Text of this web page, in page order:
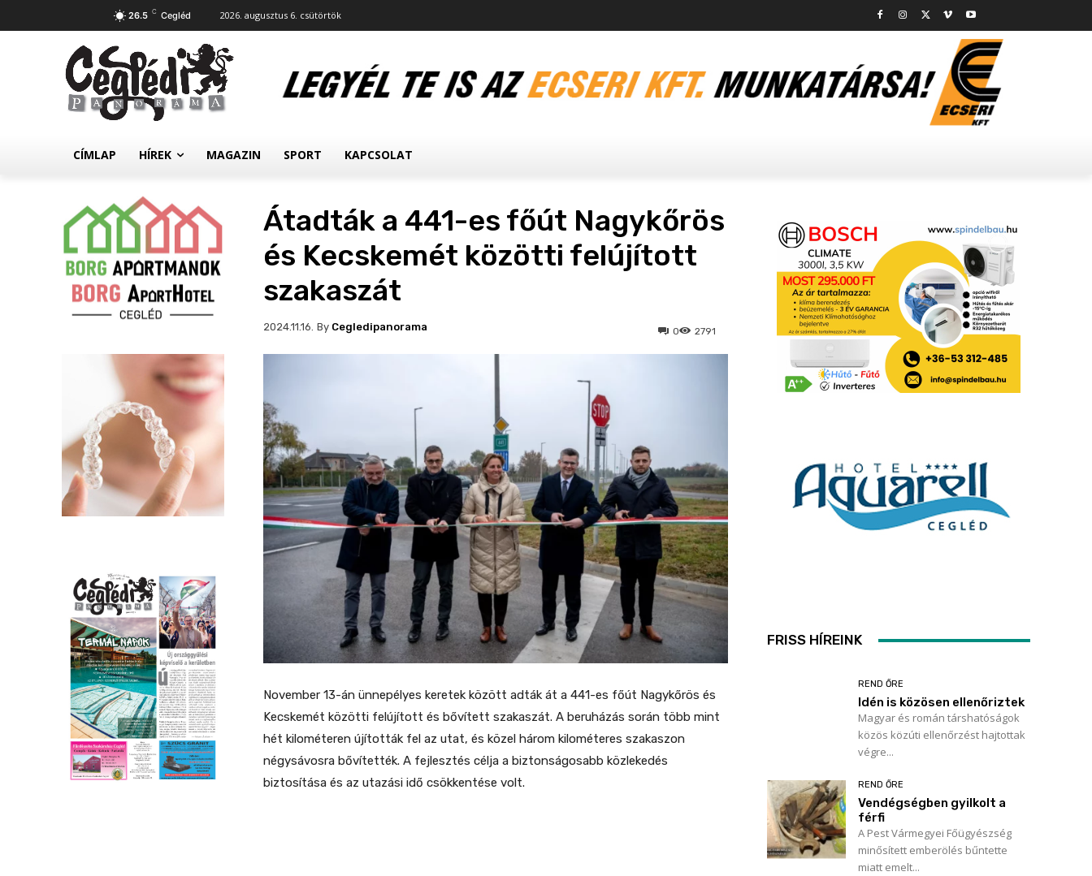
26.5 C Cegléd 2026. augusztus 6. csütörtök
CÍMLAP HÍREK MAGAZIN SPORT KAPCSOLAT
Átadták a 441-es főút Nagykőrös
és Kecskemét közötti felújított
szakaszát
2024.11.16. 2791
0
By Cegledipanorama
November 13-án ünnepélyes keretek között adták át a 441-es főút Nagykőrös és
Kecskemét közötti felújított és bővített szakaszát. A beruházás során több mint
hét kilométeren újították fel az utat, és közel három kilométeres szakaszon
négysávosra bővítették. A fejlesztés célja a biztonságosabb közlekedés
biztosítása és az utazási idő csökkentése volt.
FRISS HÍREINK
REND ŐRE
Idén is közösen ellenőriztek
Magyar és román társhatóságok
közös közúti ellenőrzést hajtottak
végre...
REND ŐRE
Vendégségben gyilkolt a
férfi
A Pest Vármegyei Főügyészség
minősített emberölés bűntette
miatt emelt...